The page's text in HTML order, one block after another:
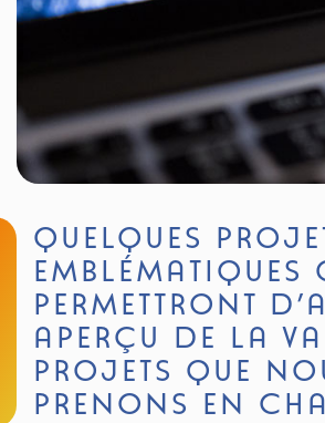
QUELQUES
EMBLÉMATIQUES
PERMETTRONT
APERÇU DE LA
PROJETS QUE
PRENONS EN